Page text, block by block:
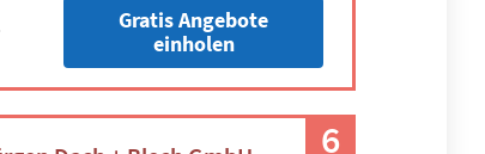
Gratis Angebote
einholen
6